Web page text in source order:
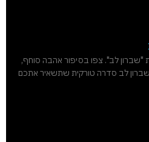
לב". צפו בסיפור אהבה סוחף,
לב סדרה טורקית שתשאיר אתכם